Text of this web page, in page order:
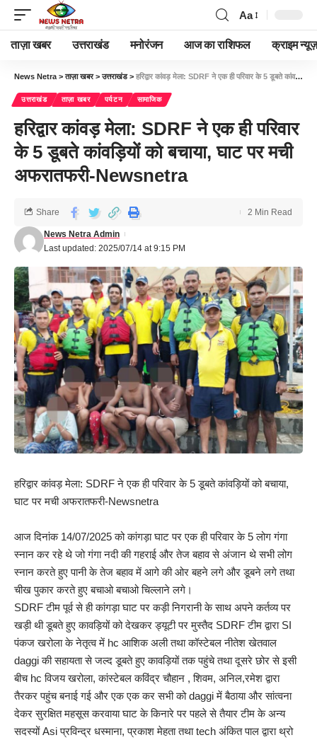
Aa
ताज़ा खबर उत्तराखंड मनोरंजन आज का राशिफल क्राइम न्यूज़
News Netra >ताज़ा खबर>उत्तराखंड> हरिद्वार कांवड़ मेला: SDRF ने एक ही परिवार के 5 डूबते कांवड़ियों को बचाया, घाट पर मची अफरातफरी-Newsnetra
उत्तराखंड ताज़ा खबर पर्यटन सामाजिक
हरिद्वार कांवड़ मेला: SDRF ने एक ही परिवार
के 5 डूबते कांवड़ियों को बचाया, घाट पर मची
अफरातफरी-Newsnetra
Last updated: 2025/07/14 at 9:15 PM
News Netra Admin
Share 2 Min Read
हरिद्वार कांवड़ मेला: SDRF ने एक ही परिवार के 5 डूबते कांवड़ियों को बचाया,
घाट पर मची अफरातफरी-Newsnetra
आज दिनांक 14/07/2025 को कांगड़ा घाट पर एक ही परिवार के 5 लोग गंगा
स्नान कर रहे थे जो गंगा नदी की गहराई और तेज बहाव से अंजान थे सभी लोग
स्नान करते हुए पानी के तेज बहाव में आगे की ओर बहने लगे और डूबने लगे तथा
चीख पुकार करते हुए बचाओ बचाओ चिल्लाने लगे।
SDRF टीम पूर्व से ही कांगड़ा घाट पर कड़ी निगरानी के साथ अपने कर्तव्य पर
खड़ी थी डूबते हुए कावड़ियों को देखकर ड्यूटी पर मुस्तैद SDRF टीम द्वारा SI
पंकज खरोला के नेतृत्व में hc आशिक अली तथा कॉस्टेबल नीतेश खेतवाल
daggi की सहायता से जल्द डूबते हुए कावड़ियों तक पहुंचे तथा दूसरे छोर से इसी
बीच hc विजय खरोला, कांस्टेबल कविंद्र चौहान , शिवम, अनिल,रमेश द्वारा
तैरकर पहुंच बनाई गई और एक एक कर सभी को daggi में बैठाया और सांत्वना
देकर सुरक्षित महसूस करवाया घाट के किनारे पर पहले से तैयार टीम के अन्य
सदस्यों Asi प्रविन्द्र धस्माना, प्रकाश मेहता तथा tech अंकित पाल द्वारा थ्रो